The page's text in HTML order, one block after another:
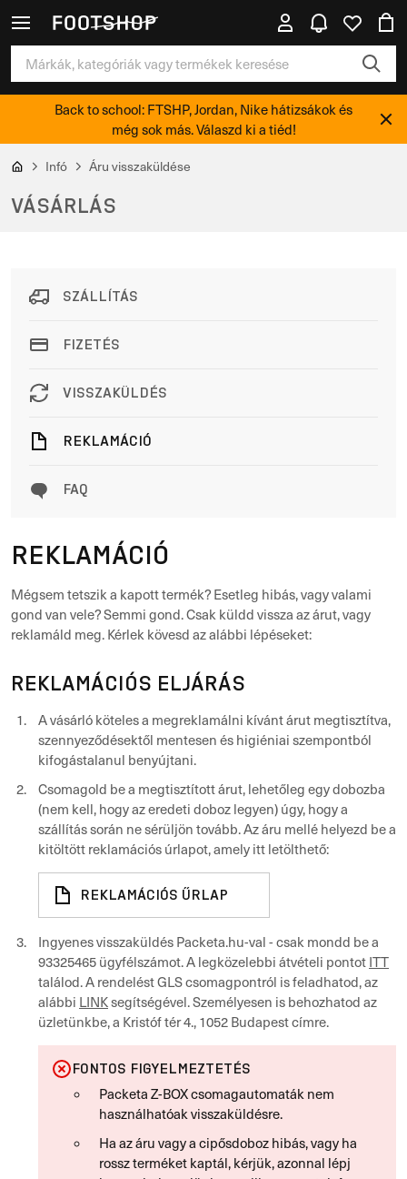
Back to school: FTSHP, Jordan, Nike hátizsákok és
még sok más. Válaszd ki a tiéd!
Infó Áru visszaküldése
VÁSÁRLÁS
SZÁLLÍTÁS
FIZETÉS
VISSZAKÜLDÉS
REKLAMÁCIÓ
FAQ
REKLAMÁCIÓ
Mégsem tetszik a kapott termék? Esetleg hibás, vagy valami
gond van vele? Semmi gond. Csak küldd vissza az árut, vagy
reklamáld meg. Kérlek kövesd az alábbi lépéseket:
REKLAMÁCIÓS ELJÁRÁS
A vásárló köteles a megreklamálni kívánt árut megtisztítva,
szennyeződésektől mentesen és higiéniai szempontból
kifogástalanul benyújtani.
Csomagold be a megtisztított árut, lehetőleg egy dobozba
(nem kell, hogy az eredeti doboz legyen) úgy, hogy a
szállítás során ne sérüljön tovább. Az áru mellé helyezd be a
kitöltött reklamációs úrlapot, amely itt letölthető:
REKLAMÁCIÓS ŰRLAP
Ingyenes visszaküldés Packeta.hu-val - csak mondd be a
93325465 ügyfélszámot. A legközelebbi átvételi pontot ITT
találod. A rendelést GLS csomagpontról is feladhatod, az
alábbi LINKsegítségével. Személyesen is behozhatod az
üzletünkbe, a Kristóf tér 4., 1052 Budapest címre.
FONTOS FIGYELMEZTETÉS
Packeta Z-BOX csomagautomaták nem
használhatóak visszaküldésre.
Ha az áru vagy a cipősdoboz hibás, vagy ha
rossz terméket kaptál, kérjük, azonnal lépj